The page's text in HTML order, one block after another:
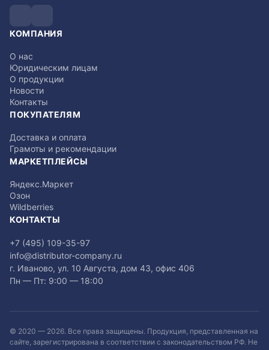
КОМПАНИЯ
О нас
Юридическим лицам
О продукции
Новости
Контакты
ПОКУПАТЕЛЯМ
Доставка и оплата
Грамоты и рекомендации
МАРКЕТПЛЕЙСЫ
Яндекс.Маркет
Озон
Wildberries
КОНТАКТЫ
+7 (495) 109-35-97
info@distributor-company.ru
г. Иваново, ул. 10 Августа, дом 43, офис 406
Пн — Пт: 9:00 — 18:00
© 2020 — 2026. Все права защищены. Продукция, представленная на
сайте, зарегистрирована в соответствии с законодательством РФ. Не